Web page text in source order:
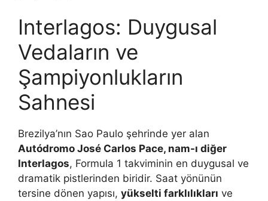
Interlagos: Duygusal
Vedaların ve
Şampiyonlukların
Sahnesi
Brezilya’nın Sao Paulo şehrinde yer alan
Autódromo José Carlos Pace, nam-ı diğer
Interlagos, Formula 1 takviminin en duygusal ve
dramatik pistlerinden biridir. Saat yönünün
tersine dönen yapısı, yükselti farklılıkları ve